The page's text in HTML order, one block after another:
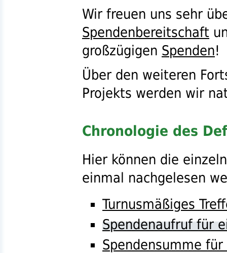
Wir freuen uns sehr
Spendenbereitschaft
großzügigen Spenden!
Über den weiteren
Projekts werden wir
Chronologie des
Hier können die
einmal nachgelesen
Turnusmäßiges
Spendenaufruf für
Spendensumme